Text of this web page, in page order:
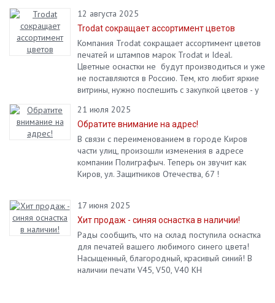
12 августа 2025
Trodat сокращает ассортимент цветов
Компания Trodat сокращает ассортимент цветов
печатей и штампов марок Trodat и Ideal.
Цветные оснастки не будут производиться и уже
не поставляются в Россию. Тем, кто любит яркие
витрины, нужно поспешить с закупкой цветов - у
товара серьезно ограничено.
21 июля 2025
Обратите внимание на адрес!
В связи с переименованием в городе Киров
части улиц, произошли изменения в адресе
компании Полиграфыч. Теперь он звучит как
Киров, ул. Защитников Отечества, 67 !
17 июня 2025
Хит продаж - синяя оснастка в наличии!
Рады сообщить, что на склад поступила оснастка
для печатей вашего любимого синего цвета!
Насыщенный, благородный, красивый синий! В
наличии печати V45, V50, V40 KH